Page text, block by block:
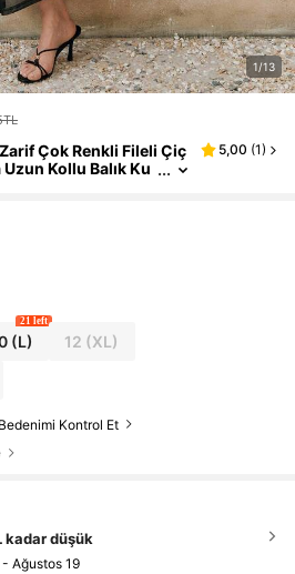
1/13
Çok Renkli Fileli Çiç
Kollu Balık Ku
5,00 (1)
(L)
21 left
12 (XL)
Bedenimi Kontrol Et
kadar düşük
Ağustos 19